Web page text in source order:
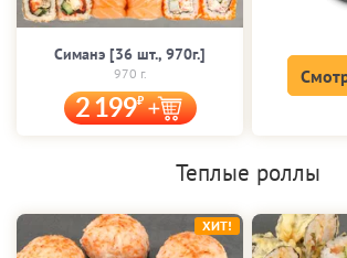
Симанэ [36 шт., 970г.]
970 г.
2 199
Теплые роллы
ХИТ!